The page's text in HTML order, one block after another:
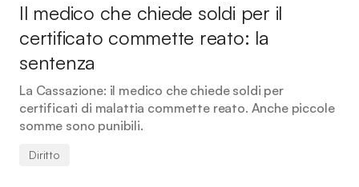
Il medico che chiede soldi per il
certificato commette reato: la
sentenza
La Cassazione: il medico che chiede soldi per
certificati di malattia commette reato. Anche piccole
somme sono punibili.
Diritto